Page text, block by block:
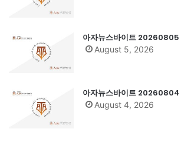
아자뉴스바이트 20260805
August 5, 2026
아자뉴스바이트 20260804
August 4, 2026